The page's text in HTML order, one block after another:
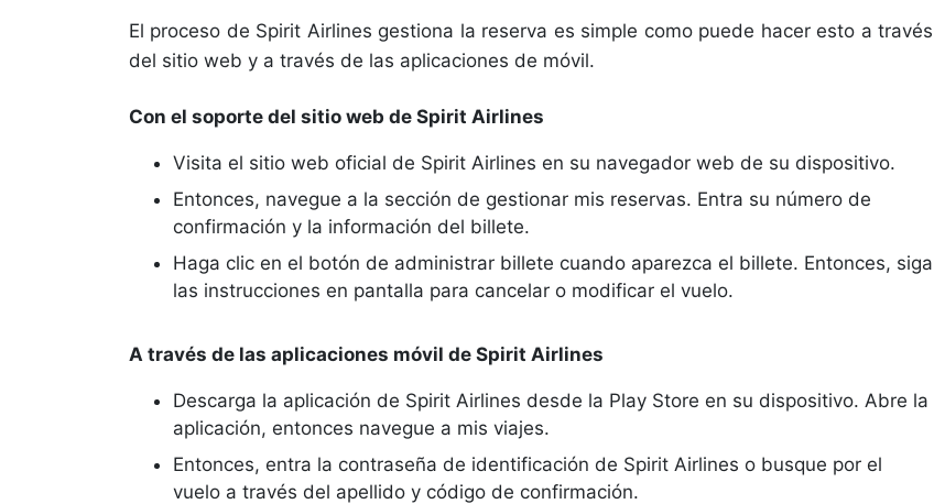
El proceso de Spirit Airlines gestiona la reserva es simple como puede hacer esto a través
del sitio web y a través de las aplicaciones de móvil.
Con el soporte del sitio web de Spirit Airlines
Visita el sitio web oficial de Spirit Airlines en su navegador web de su dispositivo.
Entonces, navegue a la sección de gestionar mis reservas. Entra su número de
confirmación y la información del billete.
Haga clic en el botón de administrar billete cuando aparezca el billete. Entonces, siga
las instrucciones en pantalla para cancelar o modificar el vuelo.
A través de las aplicaciones móvil de Spirit Airlines
Descarga la aplicación de Spirit Airlines desde la Play Store en su dispositivo. Abre la
aplicación, entonces navegue a mis viajes.
Entonces, entra la contraseña de identificación de Spirit Airlines o busque por el
vuelo a través del apellido y código de confirmación.